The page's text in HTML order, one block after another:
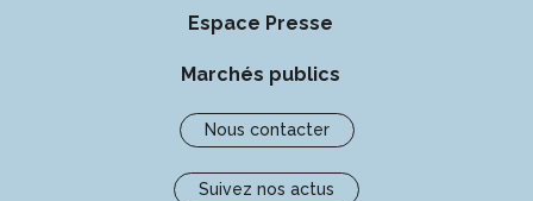
Espace Presse
Marchés publics
Nous contacter
Suivez nos actus